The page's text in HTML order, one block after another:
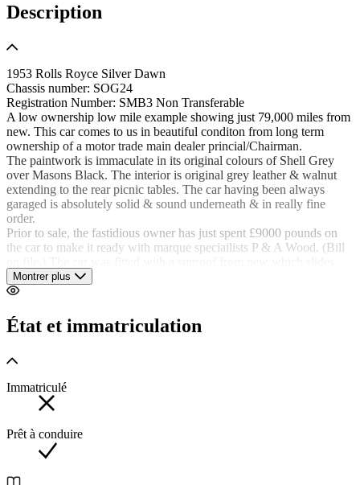
Description
1953 Rolls Royce Silver Dawn
Chassis number: SOG24
Registration Number: SMB3 Non Transferable
A low ownership low mile example showing just 79,000 miles from
new. This car comes to us in beautiful conditon from long term
ownership of a motor trade main dealer princial/Chairman.
The paintwork is immaculate in its original colours of Shell Grey
over Masons Black. The interior is original grey leather & walnut
extending to the rear picnic tables. The car having been always
garaged is absolutely solid & sound underneath & in really fine
order.
Prior to sale, the fastidious owner has just spent £9000 pounds on
the car to make it ready with marque speciailists P & A Wood. (Bill
easily open. All tools etc are present in the rear in their appointed
places.
has been adjusted by P & A wood so the changes are smooth &
imperceptible. The engine likewise is silent & powerful. The brakes
along wiht a 5000 mile service being performed. Without doubt one
well worth a look if you seek a way above average Rolls Royce
Silver Dawn. The 4 digit registration number is available by separate
Montrer plus
État et immatriculation
Immatriculé
Prêt à conduire